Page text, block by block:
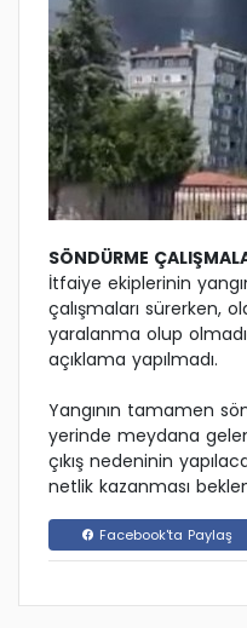
SÖNDÜRME
İtfaiye ekiplerinin
çalışmaları sürerken,
yaralanma olup
açıklama yapılmadı.
Yangının tamamen
yerinde meydana
çıkış nedeninin
netlik kazanması
Facebook'ta Paylaş